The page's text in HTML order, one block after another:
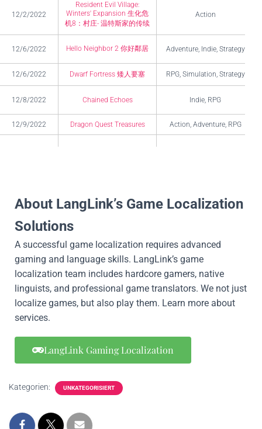
12/2/2022
Resident Evil Village:
Winters' Expansion 生化危
机8：村庄- 温特斯家的传续
Action
12/6/2022 Hello Neighbor 2 你好鄰居 Adventure, Indie, Strategy
12/6/2022 Dwarf Fortress 矮人要塞 RPG, Simulation, Strategy
12/8/2022 Chained Echoes Indie, RPG
12/9/2022 Dragon Quest Treasures Action, Adventure, RPG
12/13/2022
Crisis Core: Final Fantasy 7
Reunion
Action, RPG
About LangLink’s Game Localization
Solutions
A successful game localization requires advanced
gaming and language skills. LangLink’s game
localization team includes hardcore gamers, native
linguists, and professional game translators. We not just
localize games, but also play them. Learn more about
services.
LangLink Gaming Localization
Kategorien: UNKATEGORISIERT